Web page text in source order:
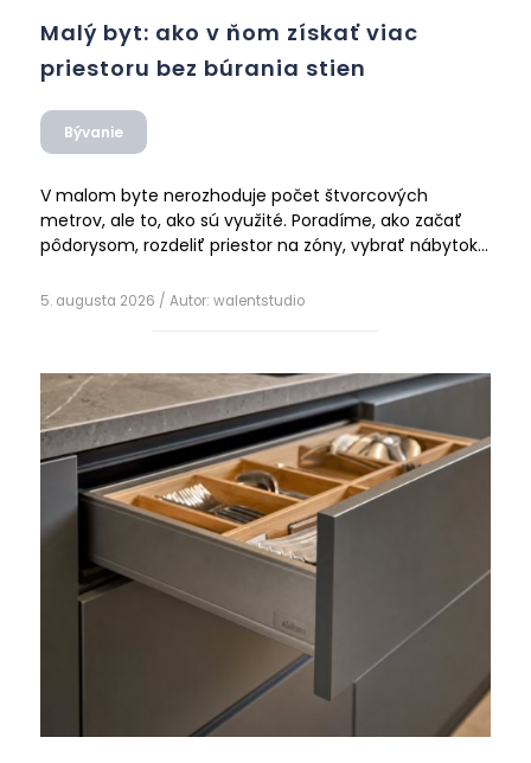
Malý byt: ako v ňom získať viac
priestoru bez búrania stien
Bývanie
V malom byte nerozhoduje počet štvorcových
metrov, ale to, ako sú využité. Poradíme, ako začať
pôdorysom, rozdeliť priestor na zóny, vybrať nábytok
5. augusta 2026 / Autor: walentstudio